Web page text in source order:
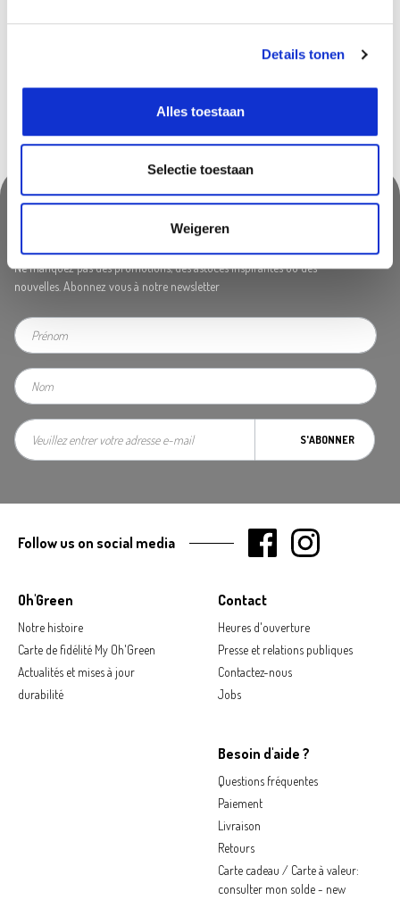
Details tonen
Alles toestaan
Selectie toestaan
Weigeren
Suivez-nous & ne manquez rien!
Ne manquez pas des promotions, des astuces inspirantes ou des
nouvelles. Abonnez vous à notre newsletter
S'ABONNER
Oh'Green
Notre histoire
Carte de fidélité My Oh'Green
Actualités et mises à jour
durabilité
Contact
Heures d'ouverture
Presse et relations publiques
Contactez-nous
Jobs
Besoin d'aide ?
Questions fréquentes
Paiement
Livraison
Retours
Carte cadeau / Carte à valeur:
consulter mon solde - new
Follow us on social media